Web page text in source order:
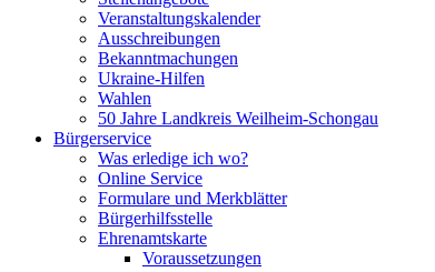
Veranstaltungskalender
Ausschreibungen
Bekanntmachungen
Ukraine-Hilfen
Wahlen
50 Jahre Landkreis Weilheim-Schongau
Bürgerservice
Was erledige ich wo?
Online Service
Formulare und Merkblätter
Bürgerhilfsstelle
Ehrenamtskarte
Voraussetzungen